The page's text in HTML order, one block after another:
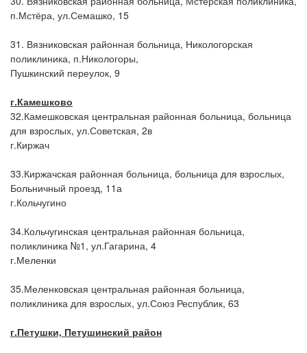
п.Мстёра, ул.Семашко, 15
31. Вязниковская районная больница, Никологорская
поликлиника, п.Никологоры,
Пушкинский переулок, 9
г.Камешково
32.Камешковская центральная районная больница, больница
для взрослых, ул.Советская, 2в
г.Киржач
33.Киржачская районная больница, больница для взрослых,
Больничный проезд, 11а
г.Кольчугино
34.Кольчугинская центральная районная больница,
поликлиника №1, ул.Гагарина, 4
г.Меленки
35.Меленковская центральная районная больница,
поликлиника для взрослых, ул.Союз Республик, 63
г.Петушки, Петушинский район